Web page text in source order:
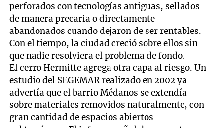
perforados con tecnologías antiguas, sellados
de manera precaria o directamente
abandonados cuando dejaron de ser rentables.
Con el tiempo, la ciudad creció sobre ellos sin
que nadie resolviera el problema de fondo.
El cerro Hermitte agrega otra capa al riesgo. Un
estudio del SEGEMAR realizado en 2002 ya
advertía que el barrio Médanos se extendía
sobre materiales removidos naturalmente, con
gran cantidad de espacios abiertos